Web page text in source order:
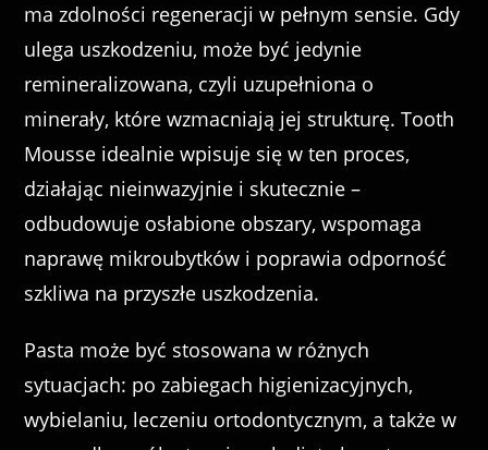
ma zdolności regeneracji w pełnym sensie. Gdy
ulega uszkodzeniu, może być jedynie
remineralizowana, czyli uzupełniona o
minerały, które wzmacniają jej strukturę. Tooth
Mousse idealnie wpisuje się w ten proces,
działając nieinwazyjnie i skutecznie –
odbudowuje osłabione obszary, wspomaga
naprawę mikroubytków i poprawia odporność
szkliwa na przyszłe uszkodzenia.
Pasta może być stosowana w różnych
sytuacjach: po zabiegach higienizacyjnych,
wybielaniu, leczeniu ortodontycznym, a także w